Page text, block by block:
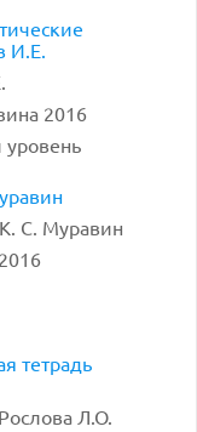
И.Е.
2016
С. Муравин
тетрадь
Л.О.